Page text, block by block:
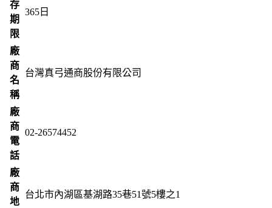
存
期
限
365 日
廠
商
名
稱
台灣真弓通商股份有限公司
廠
商
電
話
02-26574452
廠
商
地
台北市內湖區基湖路35巷51號5樓之1